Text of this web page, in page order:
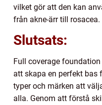
vilket gör att den kan
från akne-ärr till rosacea.
Slutsats:
Full coverage
att skapa en perfekt bas
typer och märken att
alla. Genom att förstå